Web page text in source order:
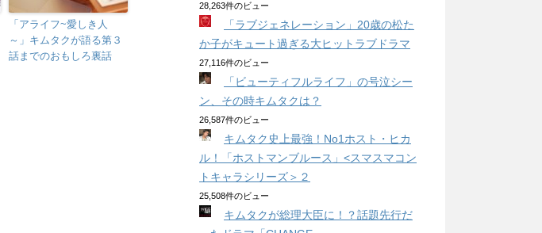
「アライフ~愛しき人
～」キムタクが語る第３
話までのおもしろ裏話
28,263件のビュー
「ラブジェネレーション」20歳の松た
か子がキュート過ぎる大ヒットラブドラマ
27,116件のビュー
「ビューティフルライフ」の号泣シー
ン、その時キムタクは？
26,587件のビュー
キムタク史上最強！No1ホスト・ヒカ
ル！「ホストマンブルース」<スマスマコン
トキャラシリーズ＞２
25,508件のビュー
キムタクが総理大臣に！？話題先行だ